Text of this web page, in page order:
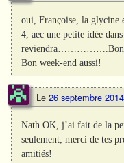
oui, Françoise, la glycine
4, aec une petite idée
reviendra…………….Bons
Bon week-end aussi!
Le 26 septembre
Nath OK, j’ai fait de la
seulement; merci de tes
amitiés!